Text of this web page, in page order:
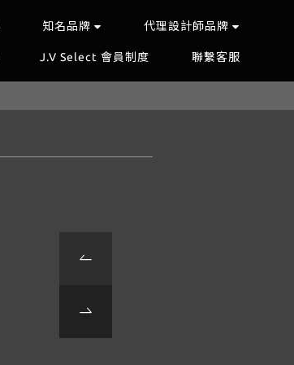
知名品牌 代理設計師品牌
J.V Select 會員制度 聯繫客服